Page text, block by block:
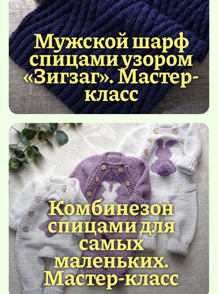
Мужской шарф
спицами узором
«Зигзаг». Мастер-
класс
Комбинезон
спицами для
самых
маленьких.
Мастер-класс